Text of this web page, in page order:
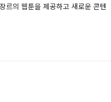
르의 웹툰을 제공하고 새로운 콘텐